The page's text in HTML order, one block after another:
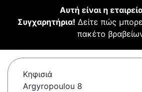
Αυτή είναι η
Συγχαρητήρια! Δείτε πώς
πακέτο
Κηφισιά
Argyropoulou 8